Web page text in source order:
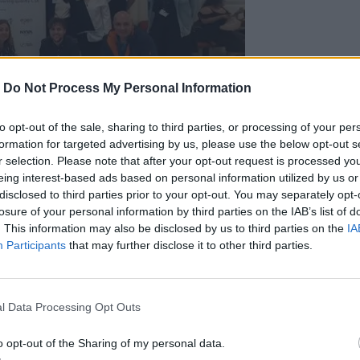
Do Not Process My Personal Information
opt-out of the sale, sharing to third parties, or processing of your
for targeted advertising by us, please use the below opt-out
selection. Please note that after your opt-out request is processed
interest-based ads based on personal information utilized by us
to third parties prior to your opt-out. You may separately
of your personal information by third parties on the IAB’s list of
This information may also be disclosed by us to third parties on the
Participants that may further disclose it to other third parties.
Data Processing Opt Outs
opt-out of the Sharing of my personal data.
πέντε διαφορετικές χώρες –Ιρλανδία,
.
NOVA της Λισαβόνας και η
τηΜαργαρίτα Γερούκη,την
αυτής συνάντησης οι εταίροι είχαν
του 2ου Πακέτου εργασίας
των αναγκών της σχολικής
γονέων, φοιτητών/τριών –